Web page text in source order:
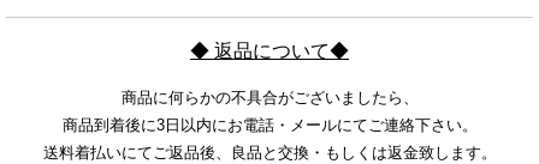
◆ 返品について◆
商品に何らかの不具合がございましたら、
商品到着後に3日以内にお電話・メールにてご連絡下さい。
送料着払いにてご返品後、良品と交換・もしくは返金致します。